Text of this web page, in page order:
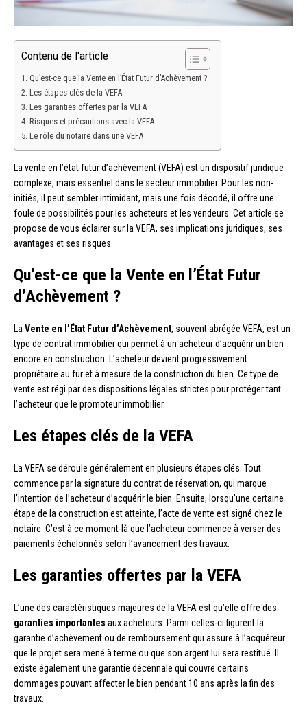
Contenu de l'article
Qu’est-ce que la Vente en l’État Futur d’Achèvement ?
Les étapes clés de la VEFA
Les garanties offertes par la VEFA
Risques et précautions avec la VEFA
Le rôle du notaire dans une VEFA
La vente en l’état futur d’achèvement (VEFA) est un dispositif juridique
complexe, mais essentiel dans le secteur immobilier. Pour les non-
initiés, il peut sembler intimidant, mais une fois décodé, il offre une
foule de possibilités pour les acheteurs et les vendeurs. Cet article se
propose de vous éclairer sur la VEFA, ses implications juridiques, ses
avantages et ses risques.
Qu’est-ce que la Vente en l’État Futur
d’Achèvement ?
La Vente en l’État Futur d’Achèvement, souvent abrégée VEFA, est un
type de contrat immobilier qui permet à un acheteur d’acquérir un bien
encore en construction. L’acheteur devient progressivement
propriétaire au fur et à mesure de la construction du bien. Ce type de
vente est régi par des dispositions légales strictes pour protéger tant
l’acheteur que le promoteur immobilier.
Les étapes clés de la VEFA
La VEFA se déroule généralement en plusieurs étapes clés. Tout
commence par la signature du contrat de réservation, qui marque
l’intention de l’acheteur d’acquérir le bien. Ensuite, lorsqu’une certaine
étape de la construction est atteinte, l’acte de vente est signé chez le
notaire. C’est à ce moment-là que l’acheteur commence à verser des
paiements échelonnés selon l’avancement des travaux.
Les garanties offertes par la VEFA
L’une des caractéristiques majeures de la VEFA est qu’elle offre des
garanties importantes aux acheteurs. Parmi celles-ci figurent la
garantie d’achèvement ou de remboursement qui assure à l’acquéreur
que le projet sera mené à terme ou que son argent lui sera restitué. Il
existe également une garantie décennale qui couvre certains
dommages pouvant affecter le bien pendant 10 ans après la fin des
travaux.